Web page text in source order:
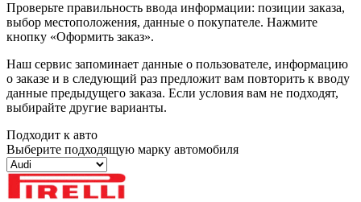
Проверьте правильность ввода информации: позиции заказа,
выбор местоположения, данные о покупателе. Нажмите
кнопку «Оформить заказ».
Наш сервис запоминает данные о пользователе, информацию
о заказе и в следующий раз предложит вам повторить к вводу
данные предыдущего заказа. Если условия вам не подходят,
выбирайте другие варианты.
Подходит к авто
Выберите подходящую марку автомобиля